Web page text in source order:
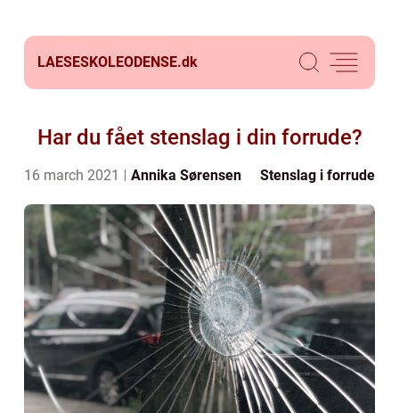
LAESESKOLEODENSE.dk
Har du fået stenslag i din forrude?
16 march 2021 Annika Sørensen Stenslag i forrude